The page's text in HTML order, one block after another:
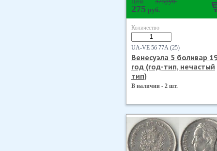
Цена
275 руб.
Количество
UA-VE 5б 77А (25)
Венесуэла 5 боливар
год (год-тип, нечастый
тип)
В наличии - 2 шт.